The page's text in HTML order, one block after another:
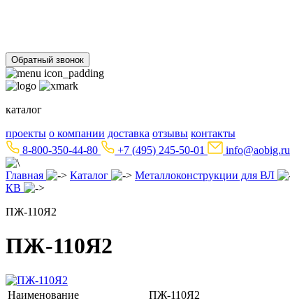
Обратный звонок
каталог
проекты о компании доставка отзывы контакты
8-800-350-44-80
+7 (495) 245-50-01 info@aobig.ru
Главная Каталог Металлоконструкции для ВЛ
КВ
ПЖ-110Я2
ПЖ-110Я2
Наименование
ПЖ-110Я2